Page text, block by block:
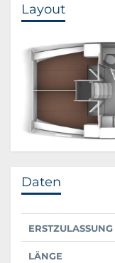
Layout
Daten
ERSTZULASSUNG
LÄNGE